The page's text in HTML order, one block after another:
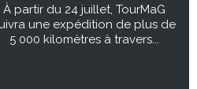
À partir du 24 juillet, TourMaG
une expédition de plus de
5 000 kilomètres à travers...